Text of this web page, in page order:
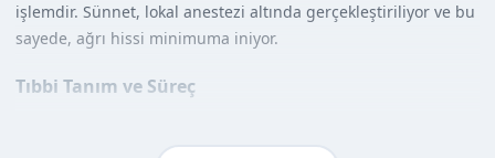
işlemdir. Sünnet, lokal anestezi altında gerçekleştiriliyor ve bu
sayede, ağrı hissi minimuma iniyor.
Tıbbi Tanım ve Süreç
sayede, sünnet bölgesindeki deri, klamp ile birlikte güvenle